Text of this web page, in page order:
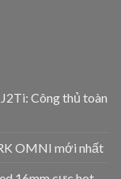
Công thủ toàn
OMNI mới nhất